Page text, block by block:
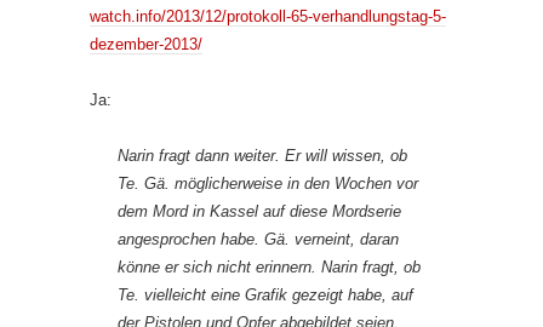
watch.info/2013/12/protokoll-65-verhandlungstag-5-
dezember-2013/
Ja:
Narin fragt dann weiter. Er will wissen, ob
Te. Gä. möglicherweise in den Wochen vor
dem Mord in Kassel auf diese Mordserie
angesprochen habe. Gä. verneint, daran
könne er sich nicht erinnern. Narin fragt, ob
Te. vielleicht eine Grafik gezeigt habe, auf
der Pistolen und Opfer abgebildet seien.